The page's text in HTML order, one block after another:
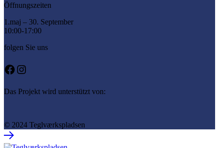
Öffnungszeiten
1.maj – 30. September
10:00-17:00
folgen Sie uns
Facebook
Instagram
Das Projekt wird unterstützt von:
© 2024 Teglværkspladsen